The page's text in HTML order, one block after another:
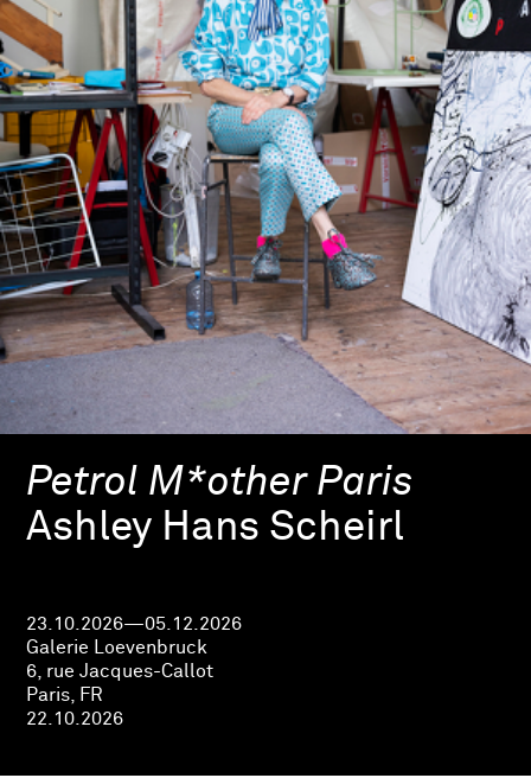
Petrol M*other Paris
Ashley Hans Scheirl
23.10.2026—05.12.2026
Galerie Loevenbruck
6, rue Jacques-Callot
Paris, FR
22.10.2026